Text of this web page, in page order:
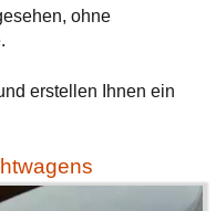
ohne
erstellen Ihnen ein